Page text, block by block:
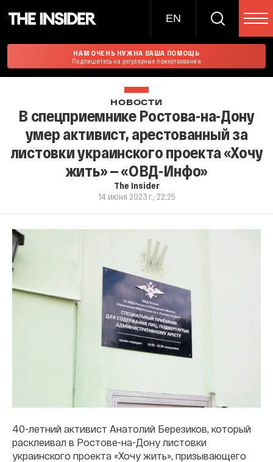
EN
НАМ ОЧЕНЬ НУЖНА ВАША ПОМОЩЬ
Подпишитесь на регулярные пожертвования
НОВОСТИ
В спецприемнике Ростова-на-Дону
умер активист, арестованный за
листовки украинского проекта «Хочу
жить» — «ОВД-Инфо»
The Insider
14 июня 2023 г., 22:25
40-летний активист Анатолий Березиков, который
расклеивал в Ростове-на-Дону листовки
украинского проекта «Хочу жить», призывающего